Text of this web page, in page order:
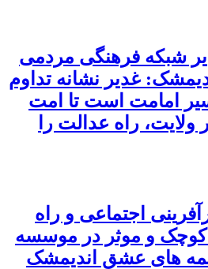
شبکه فرهنگی مردمی
غدیر نشانه تداوم
امامت است تا امت
ولایت، راه عدالت را
اجتماعی و راه
کوچک و موثر در موسسه
های عشق اندیمشک